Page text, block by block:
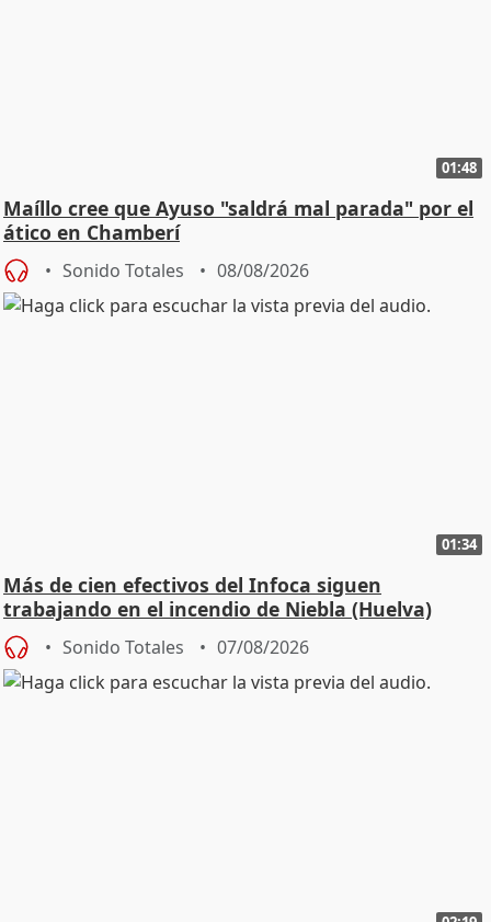
01:48
Maíllo cree que Ayuso "saldrá mal parada" por el
ático en Chamberí
Sonido Totales 08/08/2026
01:34
Más de cien efectivos del Infoca siguen
trabajando en el incendio de Niebla (Huelva)
Sonido Totales 07/08/2026